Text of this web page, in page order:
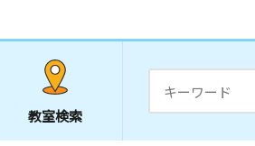
教室検索